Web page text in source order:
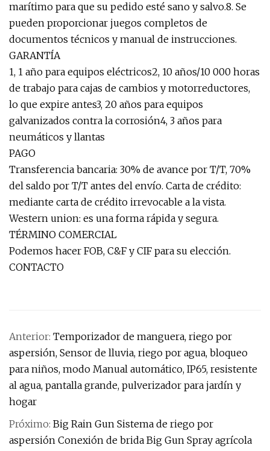
marítimo para que su pedido esté sano y salvo.8. Se
pueden proporcionar juegos completos de
documentos técnicos y manual de instrucciones.
GARANTÍA
1, 1 año para equipos eléctricos2, 10 años/10 000 horas
de trabajo para cajas de cambios y motorreductores,
lo que expire antes3, 20 años para equipos
galvanizados contra la corrosión4, 3 años para
neumáticos y llantas
PAGO
Transferencia bancaria: 30% de avance por T/T, 70%
del saldo por T/T antes del envío. Carta de crédito:
mediante carta de crédito irrevocable a la vista.
Western union: es una forma rápida y segura.
TÉRMINO COMERCIAL
Podemos hacer FOB, C&F y CIF para su elección.
CONTACTO
Anterior: Temporizador de manguera, riego por
aspersión, Sensor de lluvia, riego por agua, bloqueo
para niños, modo Manual automático, IP65, resistente
al agua, pantalla grande, pulverizador para jardín y
hogar
Próximo: Big Rain Gun Sistema de riego por
aspersión Conexión de brida Big Gun Spray agrícola